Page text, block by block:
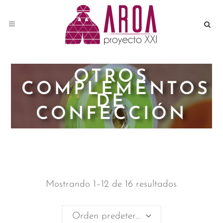
OTROS
COMPLEMENTOS
DE
CONFECCIÓN
Mostrando 1–12 de 16 resultados
Orden predeterminado